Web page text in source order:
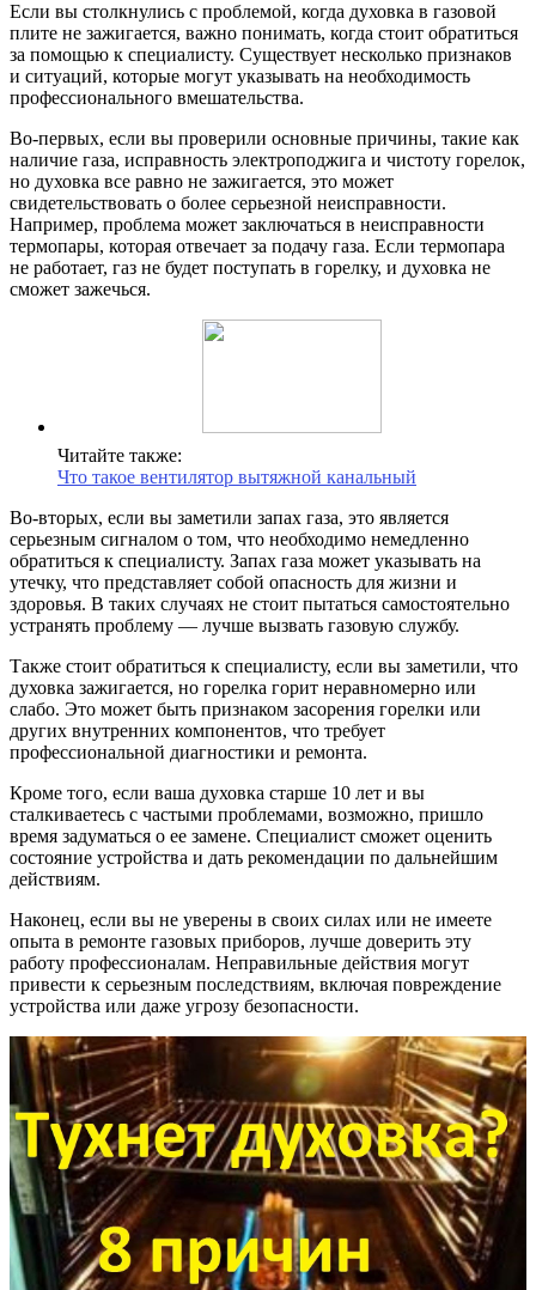
Если вы столкнулись с проблемой, когда духовка в газовой
плите не зажигается, важно понимать, когда стоит обратиться
за помощью к специалисту. Существует несколько признаков
и ситуаций, которые могут указывать на необходимость
профессионального вмешательства.
Во-первых, если вы проверили основные причины, такие как
наличие газа, исправность электроподжига и чистоту горелок,
но духовка все равно не зажигается, это может
свидетельствовать о более серьезной неисправности.
Например, проблема может заключаться в неисправности
термопары, которая отвечает за подачу газа. Если термопара
не работает, газ не будет поступать в горелку, и духовка не
сможет зажечься.
Читайте также:
Что такое вентилятор вытяжной канальный
Во-вторых, если вы заметили запах газа, это является
серьезным сигналом о том, что необходимо немедленно
обратиться к специалисту. Запах газа может указывать на
утечку, что представляет собой опасность для жизни и
здоровья. В таких случаях не стоит пытаться самостоятельно
устранять проблему — лучше вызвать газовую службу.
Также стоит обратиться к специалисту, если вы заметили, что
духовка зажигается, но горелка горит неравномерно или
слабо. Это может быть признаком засорения горелки или
других внутренних компонентов, что требует
профессиональной диагностики и ремонта.
Кроме того, если ваша духовка старше 10 лет и вы
сталкиваетесь с частыми проблемами, возможно, пришло
время задуматься о ее замене. Специалист сможет оценить
состояние устройства и дать рекомендации по дальнейшим
действиям.
Наконец, если вы не уверены в своих силах или не имеете
опыта в ремонте газовых приборов, лучше доверить эту
работу профессионалам. Неправильные действия могут
привести к серьезным последствиям, включая повреждение
устройства или даже угрозу безопасности.